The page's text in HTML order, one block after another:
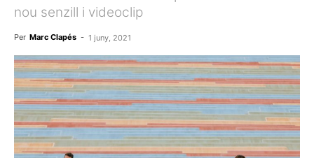
nou senzill i videoclip
Per Marc Clapés - 1 juny, 2021